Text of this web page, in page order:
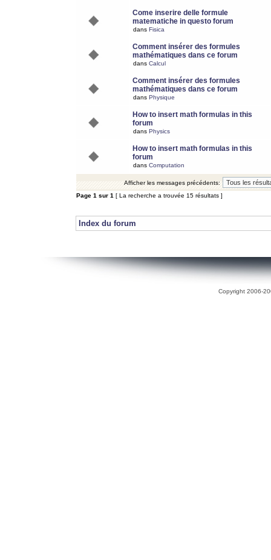
Come inserire delle formule
matematiche in questo forum
dans Fisica
Comment insérer des formules
mathématiques dans ce forum
dans Calcul
Comment insérer des formules
mathématiques dans ce forum
dans Physique
How to insert math formulas in this
forum
dans Physics
How to insert math formulas in this
forum
dans Computation
Afficher les messages précédents:
Page 1 sur 1 [ La recherche a trouvée 15 résultats ]
Index du forum
Copyright 2006-